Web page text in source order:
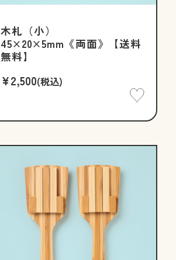
木札（小）
45×20×5mm《両面》【送料
無料】
¥2,500(税込)